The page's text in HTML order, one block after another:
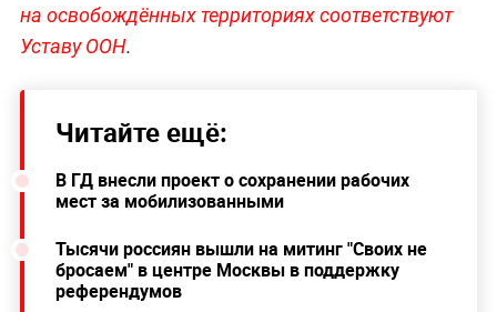
на освобождённых территориях соответствуют
Уставу ООН.
Читайте ещё:
В ГД внесли проект о сохранении рабочих
мест за мобилизованными
Тысячи россиян вышли на митинг "Своих не
бросаем" в центре Москвы в поддержку
референдумов